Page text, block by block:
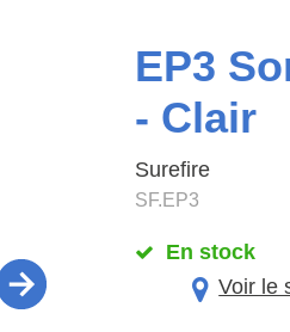
EP3
- Clair
Surefire
SF.EP3
En stock
Voir le